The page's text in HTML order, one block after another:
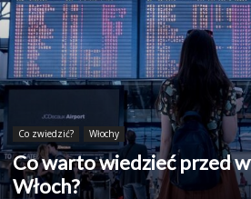
Co zwiedzić? Włochy
Co warto wiedzieć przed
Włoch?